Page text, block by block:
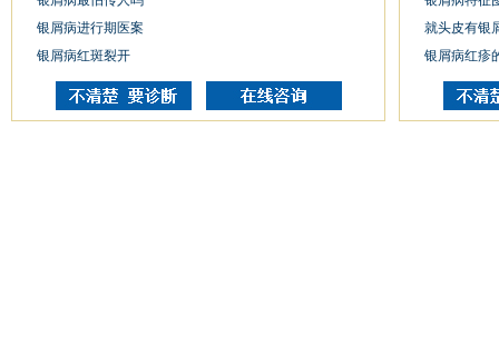
银屑病进行期医案
银屑病红斑裂开
就头皮有银
银屑病红疹